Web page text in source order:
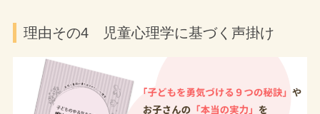
理由その4 児童心理学に基づく声掛け